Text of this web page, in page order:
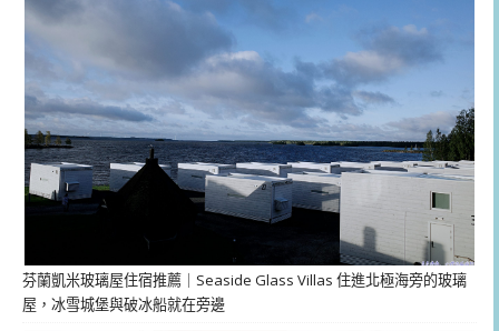
芬蘭凱米玻璃屋住宿推薦｜Seaside Glass Villas 住進北極海旁的玻璃
屋，冰雪城堡與破冰船就在旁邊